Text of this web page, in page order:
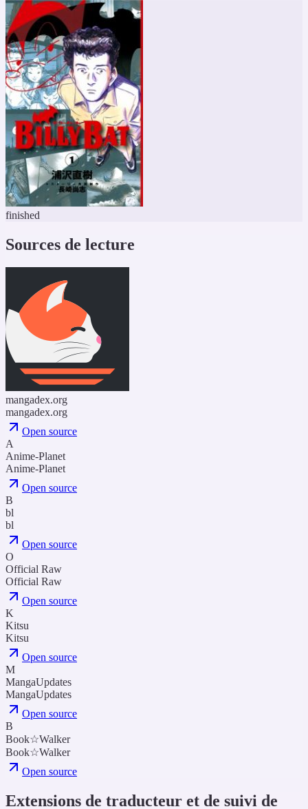
finished
Sources de lecture
mangadex.org
mangadex.org
Open source
A
Anime-Planet
Anime-Planet
Open source
B
bl
bl
Open source
O
Official Raw
Official Raw
Open source
K
Kitsu
Kitsu
Open source
M
MangaUpdates
MangaUpdates
Open source
B
Book☆Walker
Book☆Walker
Open source
Extensions de traducteur et de suivi de